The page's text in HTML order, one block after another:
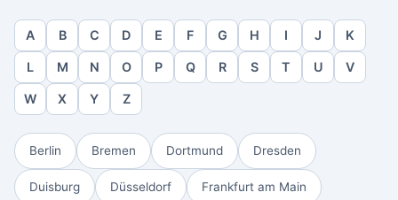
A B C D E F G H I J K
L M N O P Q R S T U V
W X Y Z
Berlin Bremen Dortmund Dresden
Duisburg Düsseldorf Frankfurt am Main